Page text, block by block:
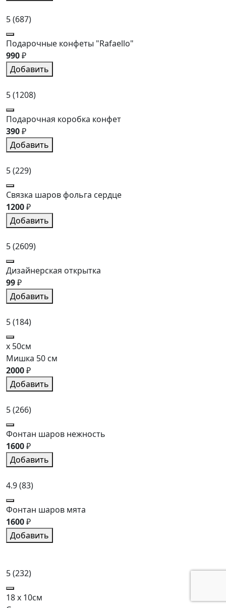
5(687)
Подарочные конфеты "Rafaello"
990₽
Добавить
5(1208)
Подарочная коробка конфет
390₽
Добавить
5(229)
Связка шаров фольга сердце
1200₽
Добавить
5(2609)
Дизайнерская открытка
99₽
Добавить
5(184)
x 50см
Мишка 50 см
2000₽
Добавить
5(266)
Фонтан шаров нежность
1600₽
Добавить
4.9(83)
Фонтан шаров мята
1600₽
Добавить
5(232)
18 x 10см